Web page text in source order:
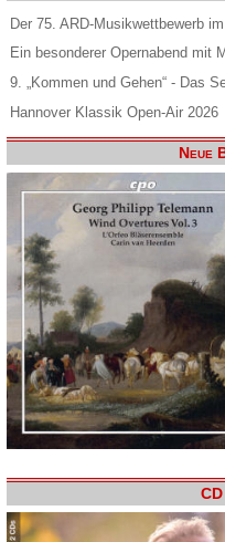
Der 75. ARD-Musikwettbewerb
Ein besonderer Opernabend mit
9. „Kommen und Gehen“ - Das
Hannover Klassik Open-Air 2026
Neue